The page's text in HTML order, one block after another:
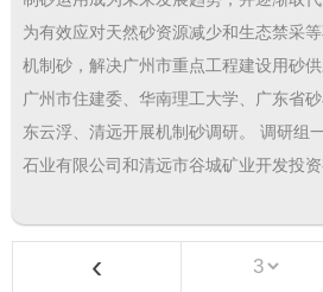
为有效应对天然砂资源减少和生态禁采
机制砂，解决广州市重点工程建设用砂
广州市住建委、华南理工大学、广东省
东云浮、清远开展机制砂调研。 调研组
石业有限公司和清远市谷城矿业开发投资
‹